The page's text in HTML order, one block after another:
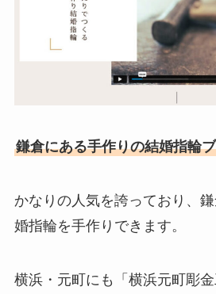
鎌倉にある手作りの結婚指輪
かなりの人気を誇っており、
婚指輪を手作りできます。
横浜・元町にも「横浜元町彫